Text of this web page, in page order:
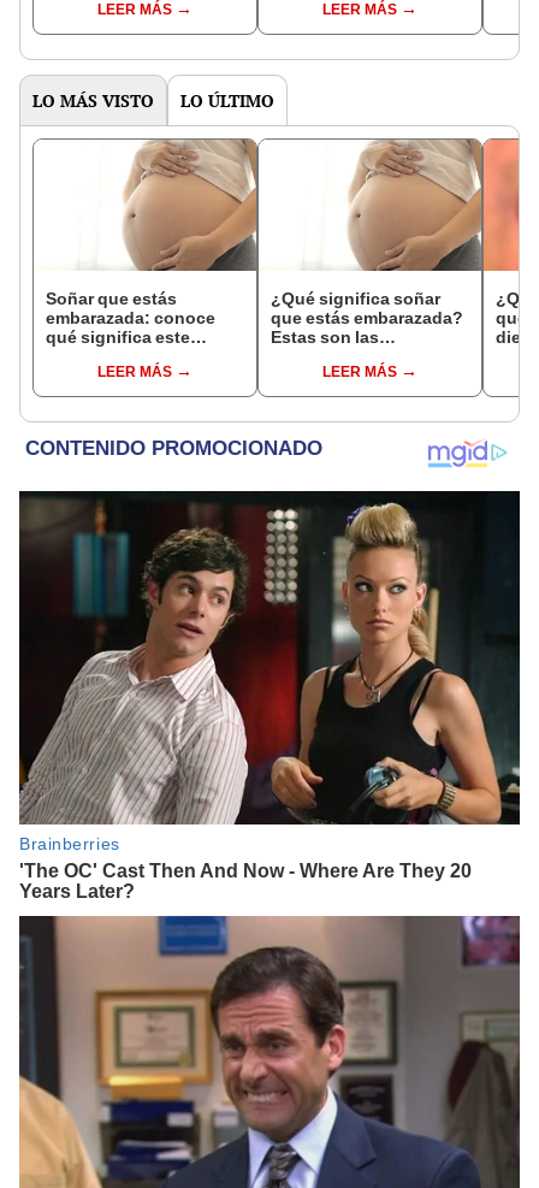
última fecha para cobrar
los 3 montos del
LEER MÁS
subsidio del MPPE, lo
último de la fecha y
LEER MÁS
LO MÁS VISTO LO ÚLTIMO
Soñar que estás
embarazada: conoce
qué significa este
LEER MÁS
¿Qué significa soñar
que estás embarazada?
Estas son las
comunesLEER MÁS
que